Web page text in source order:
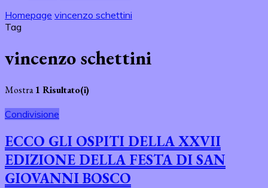
Homepage vincenzo schettini
Tag
vincenzo schettini
Mostra1 Risultato(i)
Condivisione
ECCO GLI OSPITI DELLA XXVII
EDIZIONE DELLA FESTA DI SAN
GIOVANNI BOSCO